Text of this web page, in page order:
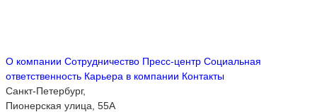
О компании Сотрудничество Пресс-центр Социальная
ответственность Карьера в компании Контакты
Санкт-Петербург,
Пионерская улица, 55А